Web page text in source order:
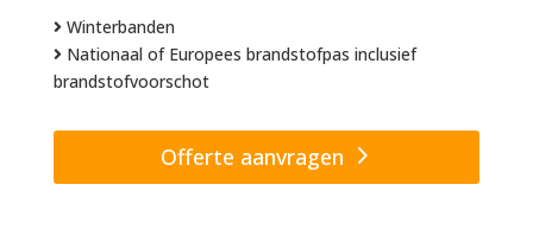
Winterbanden
Nationaal of Europees brandstofpas inclusief
brandstofvoorschot
Offerte aanvragen